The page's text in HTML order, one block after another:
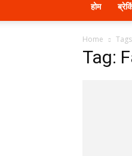
होम
Home Tags
Tag: